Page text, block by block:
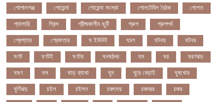
গোপালগঞ্জ গোয়েন্দা গোয়েন্দা সংস্থা গোলটেবিল বৈঠক গোশত
গ্যালারি গ্রিস গ্রীষ্মকালীন ছুটি গ্রুপ গ্রুপপর্ব
গ্রেপ্তার গ্রেফতার ঘ ইউনিট ঘচল ঘটনয় ঘটনর
ঘণট ঘণটই ঘণটর ঘনষঠদর ঘম ঘর ঘরণঝড়
ঘষণ ঘস ঘাড় ব্যাথা ঘুম ঘুরে বেড়াই ঘুষখোর
ঘূর্ণিঝড় চইল চইলন চকৎসয় চকদরর চকর